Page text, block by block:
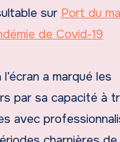
sur Port du
de Covid-19
a marqué les
par sa capacité à
avec